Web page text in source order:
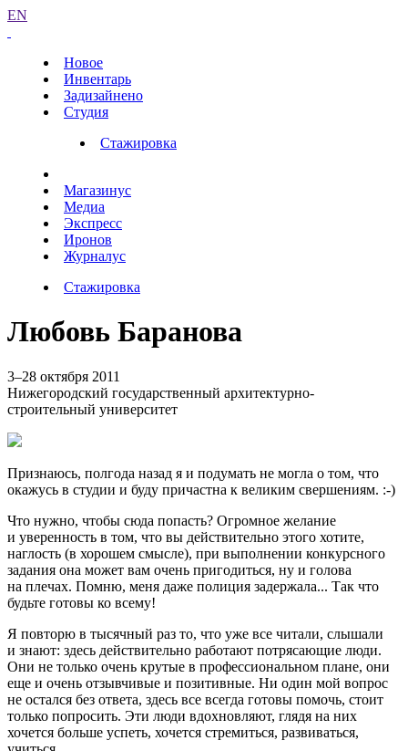
EN
Новое
Инвентарь
Задизайнено
Студия
Стажировка
Магазинус
Медиа
Экспресс
Иронов
Журналус
Стажировка
Любовь Баранова
3–28 октября 2011
Нижегородский государственный архитектурно-
строительный университет
Признаюсь, полгода назад я и подумать не могла о том, что
окажусь в студии и буду причастна к великим свершениям. :-)
Что нужно, чтобы сюда попасть? Огромное желание
и уверенность в том, что вы действительно этого хотите,
наглость (в хорошем смысле), при выполнении конкурсного
задания она может вам очень пригодиться, ну и голова
на плечах. Помню, меня даже полиция задержала... Так что
будьте готовы ко всему!
Я повторю в тысячный раз то, что уже все читали, слышали
и знают: здесь действительно работают потрясающие люди.
Они не только очень крутые в профессиональном плане, они
еще и очень отзывчивые и позитивные. Ни один мой вопрос
не остался без ответа, здесь все всегда готовы помочь, стоит
только попросить. Эти люди вдохновляют, глядя на них
хочется больше успеть, хочется стремиться, развиваться,